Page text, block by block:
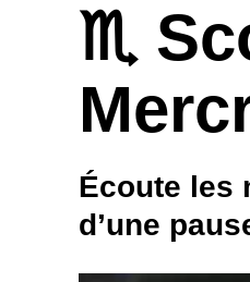
♏
Écoute les
d’une